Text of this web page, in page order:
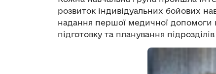
розвиток індивідуальних бойових
надання першої медичної
підготовку та планування